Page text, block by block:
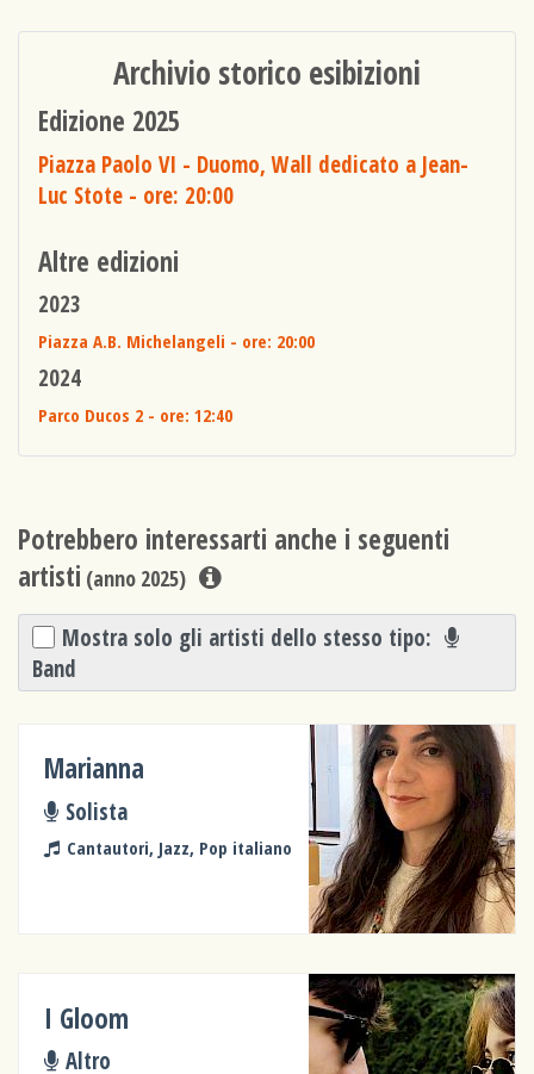
Archivio storico esibizioni
Edizione 2025
Piazza Paolo VI - Duomo, Wall dedicato a Jean-
Luc Stote - ore: 20:00
Altre edizioni
2023
Piazza A.B. Michelangeli - ore: 20:00
2024
Parco Ducos 2 - ore: 12:40
Potrebbero interessarti anche i seguenti
artisti (anno 2025)
Mostra solo gli artisti dello stesso tipo:
Band
Marianna
Solista
Cantautori, Jazz, Pop italiano
I Gloom
Altro